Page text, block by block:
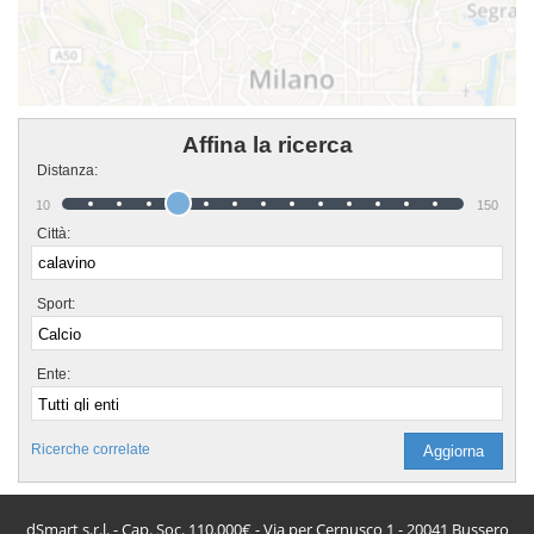
Affina la ricerca
Distanza:
10 150
Città:
Sport:
Ente:
Ricerche correlate
dSmart s.r.l. - Cap. Soc. 110.000€ - Via per Cernusco 1 - 20041 Bussero